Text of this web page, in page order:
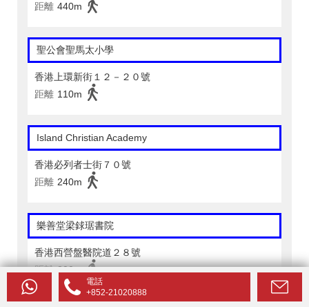
距離 440m
聖公會聖馬太小學
香港上環新街１２－２０號
距離 110m
Island Christian Academy
香港必列者士街７０號
距離 240m
樂善堂梁銶琚書院
香港西營盤醫院道２８號
距離 200m
電話
+852-21020888